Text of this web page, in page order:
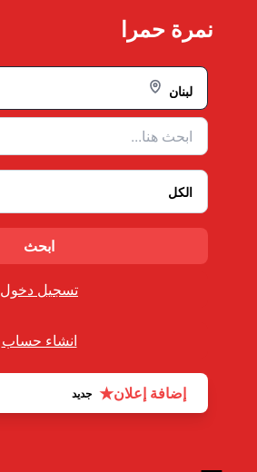
نمرة حمرا
تسجيل دخول
انشاء حساب
إضافة إعلان★ جديد